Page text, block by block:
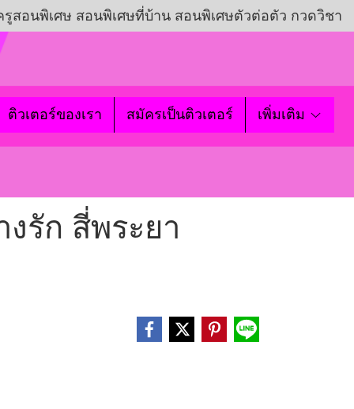
รูสอนพิเศษ สอนพิเศษที่บ้าน สอนพิเศษตัวต่อตัว กวดวิชา
ติวเตอร์ของเรา สมัครเป็นติวเตอร์ เพิ่มเติม
รัก สี่พระยา